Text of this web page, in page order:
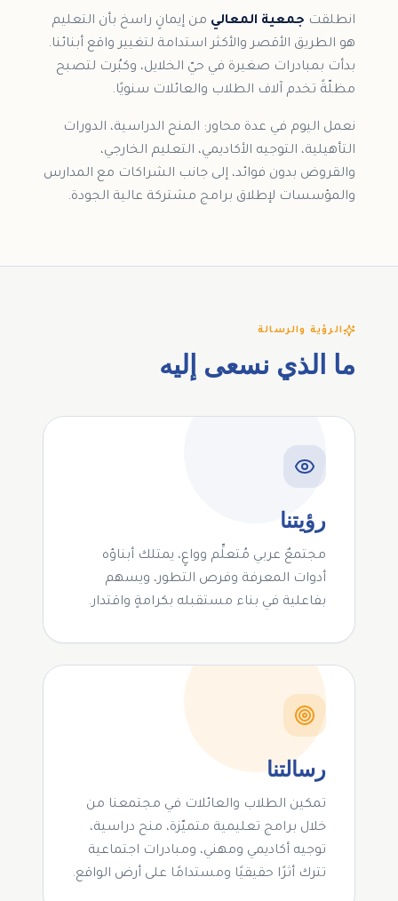
انطلقت جمعية المعالي من إيمانٍ راسخ بأن التعليم
هو الطريق الأقصر والأكثر استدامة لتغيير واقع أبنائنا.
بدأت بمبادرات صغيرة في حيّ الخلايل، وكبُرت لتصبح
مظلّةً تخدم آلاف الطلاب والعائلات سنويًا.
نعمل اليوم في عدة محاور: المنح الدراسية، الدورات
التأهيلية، التوجيه الأكاديمي، التعليم الخارجي،
والقروض بدون فوائد، إلى جانب الشراكات مع المدارس
والمؤسسات لإطلاق برامج مشتركة عالية الجودة.
الرؤية والرسالة
ما الذي نسعى إليه
رؤيتنا
مجتمعٌ عربي مُتعلِّم وواعٍ، يمتلك أبناؤه
أدوات المعرفة وفرص التطور، ويسهم
بفاعلية في بناء مستقبله بكرامةٍ واقتدار.
رسالتنا
تمكين الطلاب والعائلات في مجتمعنا من
خلال برامج تعليمية متميّزة، منح دراسية،
توجيه أكاديمي ومهني، ومبادرات اجتماعية
تترك أثرًا حقيقيًا ومستدامًا على أرض الواقع.